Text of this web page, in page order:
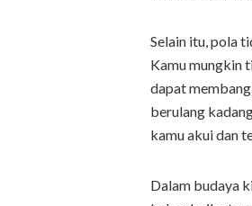
Selain itu, pola
Kamu mungkin
dapat
berulang
kamu akui dan
Dalam budaya